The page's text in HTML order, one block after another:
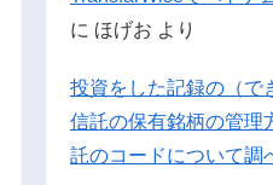
に ほげお より
投資をした記録の（で
信託の保有銘柄の管理
託のコードについて調